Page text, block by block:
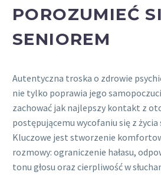
POROZUMIEĆ
SENIOREM
Autentyczna troska o zdrowie
nie tylko poprawia jego
zachować jak najlepszy kontakt z
postępującemu wycofaniu się z życia
Kluczowe jest stworzenie
rozmowy: ograniczenie hałasu,
tonu głosu oraz cierpliwość w